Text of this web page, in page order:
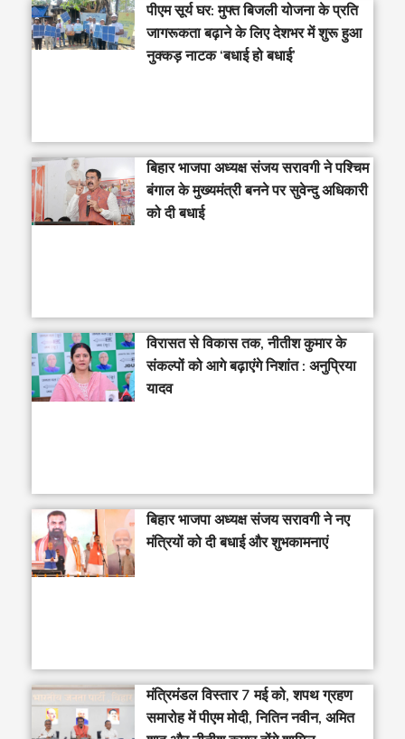
पीएम सूर्य घर: मुफ्त बिजली योजना के प्रति
जागरूकता बढ़ाने के लिए देशभर में शुरू हुआ
नुक्कड़ नाटक ‘बधाई हो बधाई’
‎बिहार भाजपा अध्यक्ष संजय सरावगी ने पश्चिम
बंगाल के मुख्यमंत्री बनने पर सुवेन्दु अधिकारी
को दी बधाई
विरासत से विकास तक, नीतीश कुमार के
संकल्पों को आगे बढ़ाएंगे निशांत : अनुप्रिया
यादव
बिहार भाजपा अध्यक्ष संजय सरावगी ने नए
मंत्रियों को दी बधाई और शुभकामनाएं
मंत्रिमंडल विस्तार 7 मई को, शपथ ग्रहण
समारोह में पीएम मोदी, नितिन नवीन, अमित